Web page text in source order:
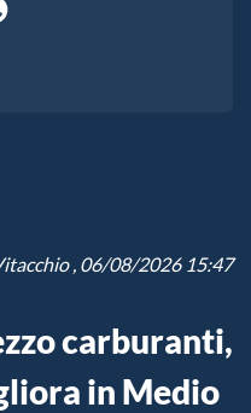
, 06/08/2026 15:47
carburanti,
in Medio